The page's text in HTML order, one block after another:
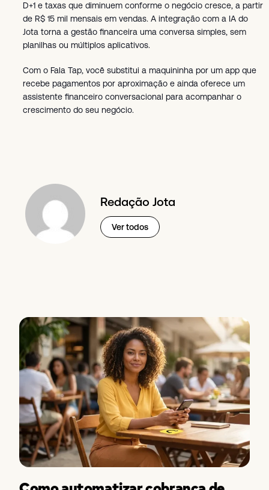
D+1 e taxas que diminuem conforme o negócio cresce, a partir
de R$ 15 mil mensais em vendas. A integração com a IA do
Jota torna a gestão financeira uma conversa simples, sem
planilhas ou múltiplos aplicativos.
Com o Fala Tap, você substitui a maquininha por um app que
recebe pagamentos por aproximação e ainda oferece um
assistente financeiro conversacional para acompanhar o
crescimento do seu negócio.
Redação Jota
Ver todos